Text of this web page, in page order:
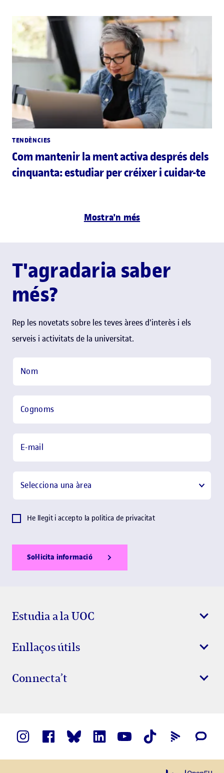
TENDÈNCIES
Com mantenir la ment activa després dels
cinquanta: estudiar per créixer i cuidar-te
Mostra'n més
T'agradaria saber
més?
Rep les novetats sobre les teves àrees d'interès i els
serveis i activitats de la universitat.
Nom
Cognoms
E-mail
Selecciona una àrea
He llegit i accepto la politica de privacitat
Sol·licita informació
Estudia a la UOC
Enllaços útils
Connecta’t